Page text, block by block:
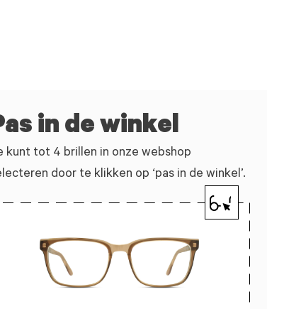
in de winkel
kunt tot 4 brillen in onze webshop
door te klikken op ‘pas in de winkel’.